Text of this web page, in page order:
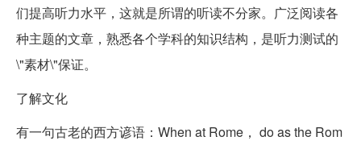
们提高听力水平，这就是所谓的听读不分家。广泛阅读各
种主题的文章，熟悉各个学科的知识结构，是听力测试的
\"素材\"保证。
了解文化
有一句古老的西方谚语：When at Rome， do as the Rom